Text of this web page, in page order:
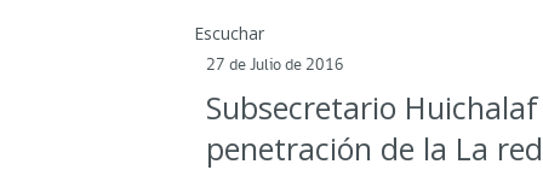
Escuchar
27 de Julio de 2016
Subsecretario
penetración de la La